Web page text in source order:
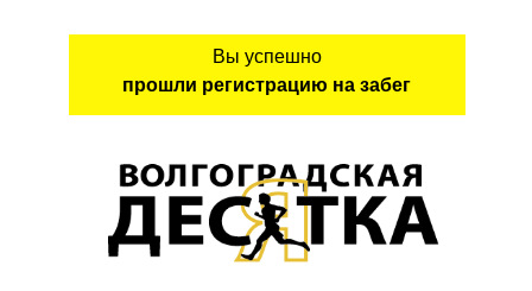
Вы успешно
прошли регистрацию на забег